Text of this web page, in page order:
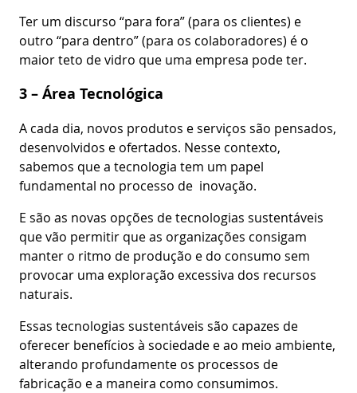
Ter um discurso “para fora” (para os clientes) e
outro “para dentro” (para os colaboradores) é o
maior teto de vidro que uma empresa pode ter.
3 – Área Tecnológica
A cada dia, novos produtos e serviços são pensados,
desenvolvidos e ofertados. Nesse contexto,
sabemos que a tecnologia tem um papel
fundamental no processo de inovação.
E são as novas opções de tecnologias sustentáveis
que vão permitir que as organizações consigam
manter o ritmo de produção e do consumo sem
provocar uma exploração excessiva dos recursos
naturais.
Essas tecnologias sustentáveis são capazes de
oferecer benefícios à sociedade e ao meio ambiente,
alterando profundamente os processos de
fabricação e a maneira como consumimos.